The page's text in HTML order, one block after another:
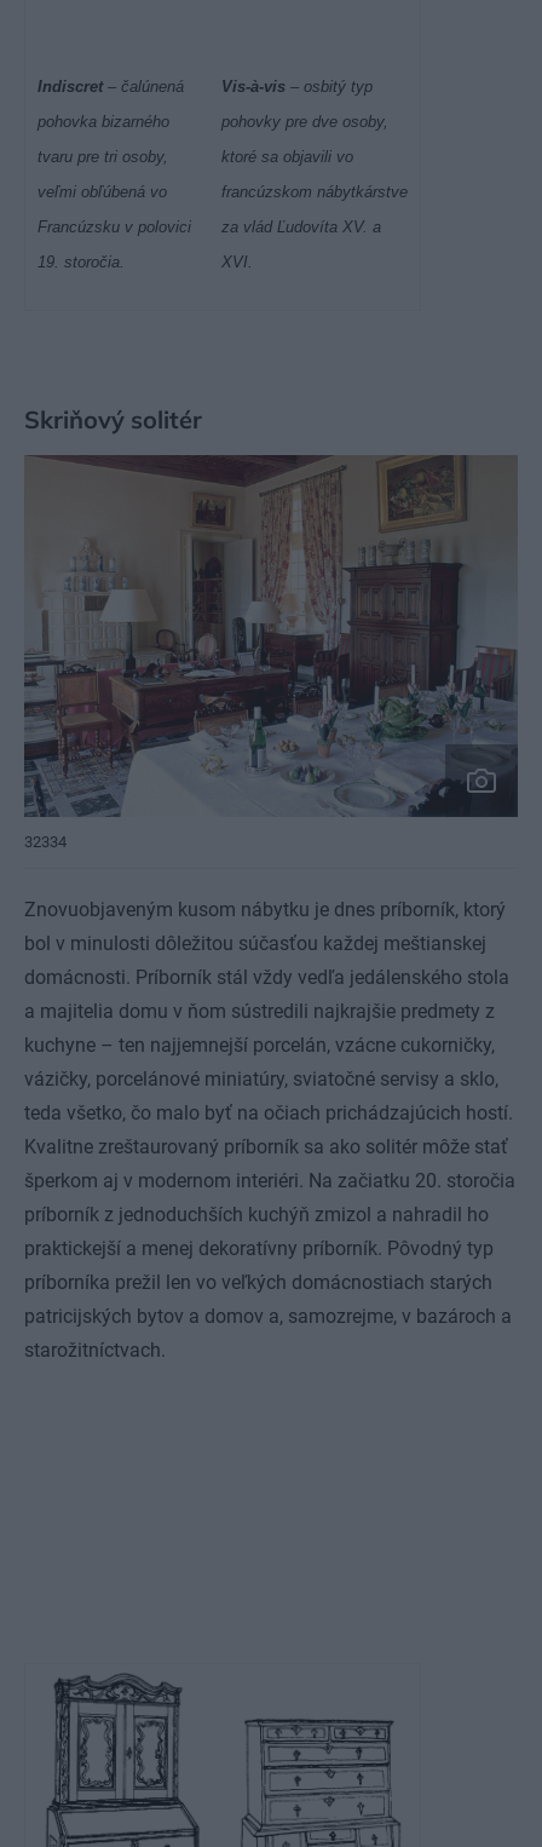
Indiscret– čalúnená
pohovka bizarného
tvaru pre tri osoby,
veľmi obľúbená vo
Francúzsku v polovici
19. storočia.
Vis-à-vis – osbitý typ
pohovky pre dve osoby,
ktoré sa objavili vo
francúzskom nábytkárstve
za vlád Ľudovíta XV. a
XVI.
Skriňový solitér
32334
Znovuobjaveným kusom nábytku je dnes príborník, ktorý
bol v minulosti dôležitou súčasťou každej meštianskej
domácnosti. Príborník stál vždy vedľa jedálenského stola
a majitelia domu v ňom sústredili najkrajšie predmety z
kuchyne – ten najjemnejší porcelán, vzácne cukorničky,
vázičky, porcelánové miniatúry, sviatočné servisy a sklo,
teda všetko, čo malo byť na očiach prichádzajúcich hostí.
Kvalitne zreštaurovaný príborník sa ako solitér môže stať
šperkom aj v modernom interiéri. Na začiatku 20. storočia
príborník z jednoduchších kuchýň zmizol a nahradil ho
praktickejší a menej dekoratívny príborník. Pôvodný typ
príborníka prežil len vo veľkých domácnostiach starých
patricijských bytov a domov a, samozrejme, v bazároch a
starožitníctvach.